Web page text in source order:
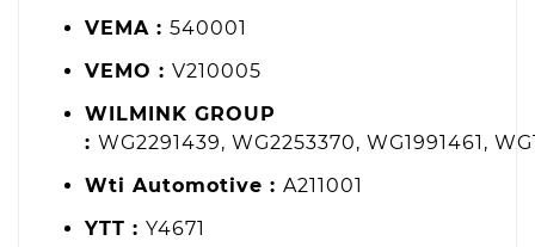
VEMA : 540001
VEMO : V210005
WILMINK GROUP
: WG2291439, WG2253370, WG1991461,
Wti Automotive : A211001
YTT : Y4671